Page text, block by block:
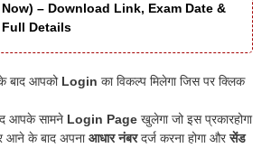
Now) – Download Link, Exam Date &
Full Details
बाद आपको Login का विकल्प मिलेगा जिस पर क्लिक
आपके सामने Login Page खुलेगा जो इस प्रकारहोगा
आने के बाद अपनाआधार नंबरदर्ज करना होगा औरसेंड